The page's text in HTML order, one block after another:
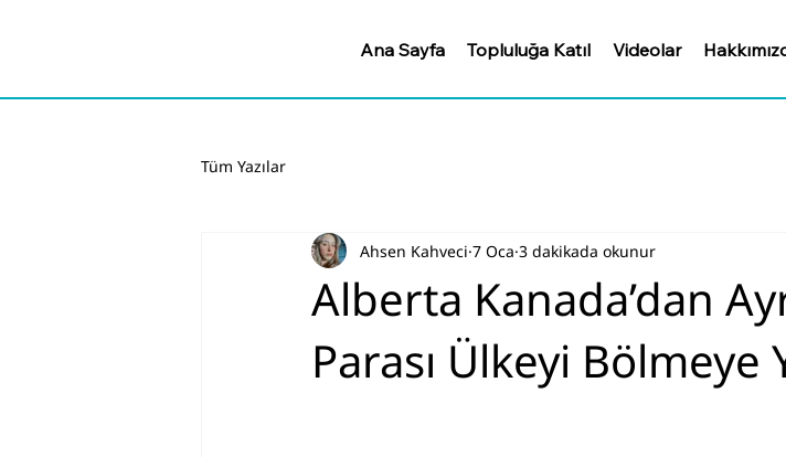
Ana Sayfa Topluluğa Katıl Videolar
Tüm Yazılar
Alberta Kanada’dan
Parası Ülkeyi Bölmeye
Ahsen Kahveci 7 Oca 3 dakikada okunur